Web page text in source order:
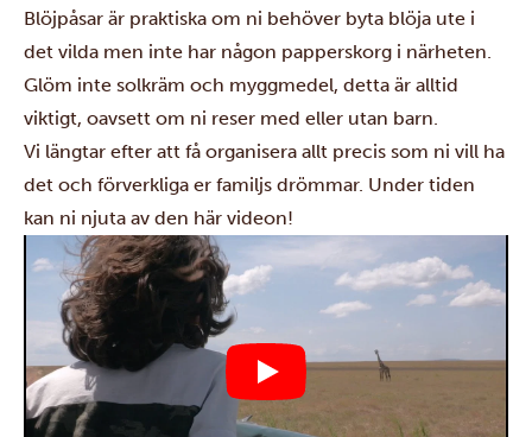
Blöjpåsar är praktiska om ni behöver byta blöja ute i
det vilda men inte har någon papperskorg i närheten.
Glöm inte solkräm och myggmedel, detta är alltid
viktigt, oavsett om ni reser med eller utan barn.
Vi längtar efter att få organisera allt precis som ni vill ha
det och förverkliga er familjs drömmar. Under tiden
kan ni njuta av den här videon!